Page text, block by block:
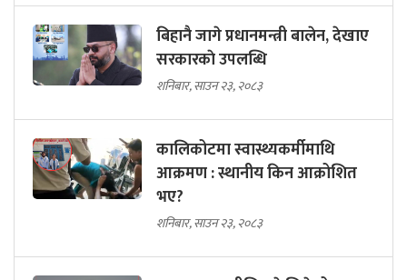
बिहानै जागे प्रधानमन्त्री बालेन, देखाए
सरकारकाे उपलब्धि
शनिबार, साउन २३, २०८३
कालिकोटमा स्वास्थ्यकर्मीमाथि
आक्रमण : स्थानीय किन आक्रोशित
भए?
शनिबार, साउन २३, २०८३